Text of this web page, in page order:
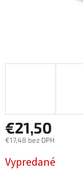
€21,50
€17,48 bez DPH
cena:
Vypredané